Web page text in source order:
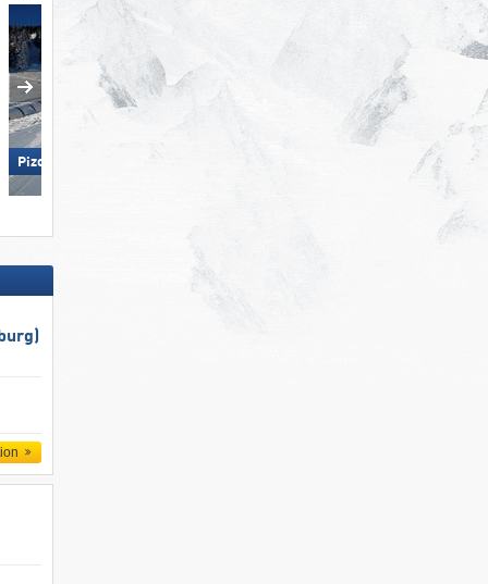
Pizol – Bad Ragaz/​Wangs Hohsaas – Saas-Grund